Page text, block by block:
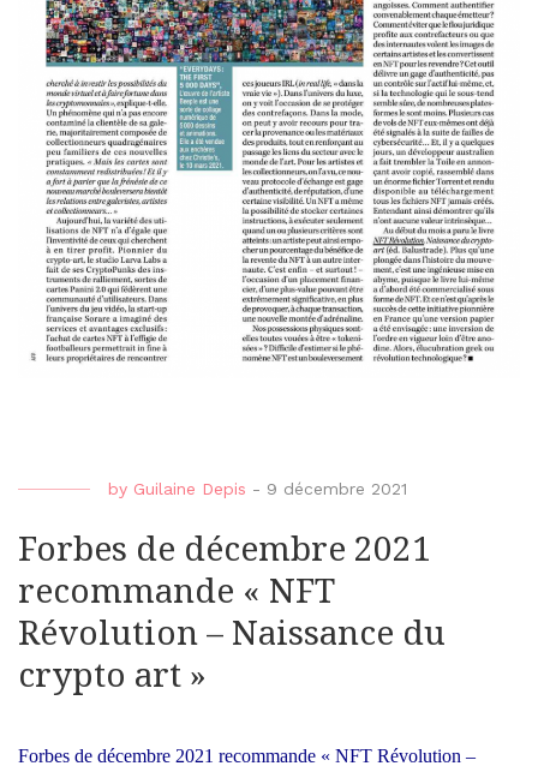
by Guilaine Depis - 9 décembre 2021
Forbes de décembre 2021
recommande « NFT
Révolution – Naissance du
crypto art »
Forbes de décembre 2021 recommande « NFT Révolution –